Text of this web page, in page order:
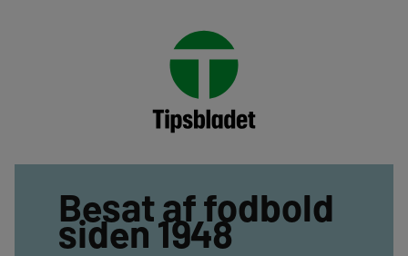
Besat af fodbold
siden 1948